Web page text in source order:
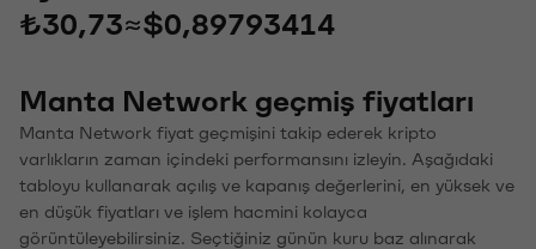
₺30,73≈$0,89793414
Manta Network geçmiş fiyatları
Manta Network fiyat geçmişini takip ederek kripto
varlıkların zaman içindeki performansını izleyin. Aşağıdaki
tabloyu kullanarak açılış ve kapanış değerlerini, en yüksek ve
en düşük fiyatları ve işlem hacmini kolayca
görüntüleyebilirsiniz. Seçtiğiniz günün kuru baz alınarak